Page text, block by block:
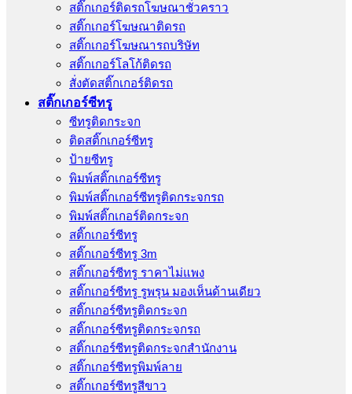
สติ๊กเกอร์ติดรถโฆษณาชั่วคราว
สติ๊กเกอร์โฆษณาติดรถ
สติ๊กเกอร์โฆษณารถบริษัท
สติ๊กเกอร์โลโก้ติดรถ
สั่งตัดสติ๊กเกอร์ติดรถ
สติ๊กเกอร์ซีทรู
ซีทรูติดกระจก
ติดสติ๊กเกอร์ซีทรู
ป้ายซีทรู
พิมพ์สติ๊กเกอร์ซีทรู
พิมพ์สติ๊กเกอร์ซีทรูติดกระจกรถ
พิมพ์สติ๊กเกอร์ติดกระจก
สติ๊กเกอร์ซีทรู
สติ๊กเกอร์ซีทรู 3m
สติ๊กเกอร์ซีทรู ราคาไม่แพง
สติ๊กเกอร์ซีทรู รูพรุน มองเห็นด้านเดียว
สติ๊กเกอร์ซีทรูติดกระจก
สติ๊กเกอร์ซีทรูติดกระจกรถ
สติ๊กเกอร์ซีทรูติดกระจกสำนักงาน
สติ๊กเกอร์ซีทรูพิมพ์ลาย
สติ๊กเกอร์ซีทรูสีขาว